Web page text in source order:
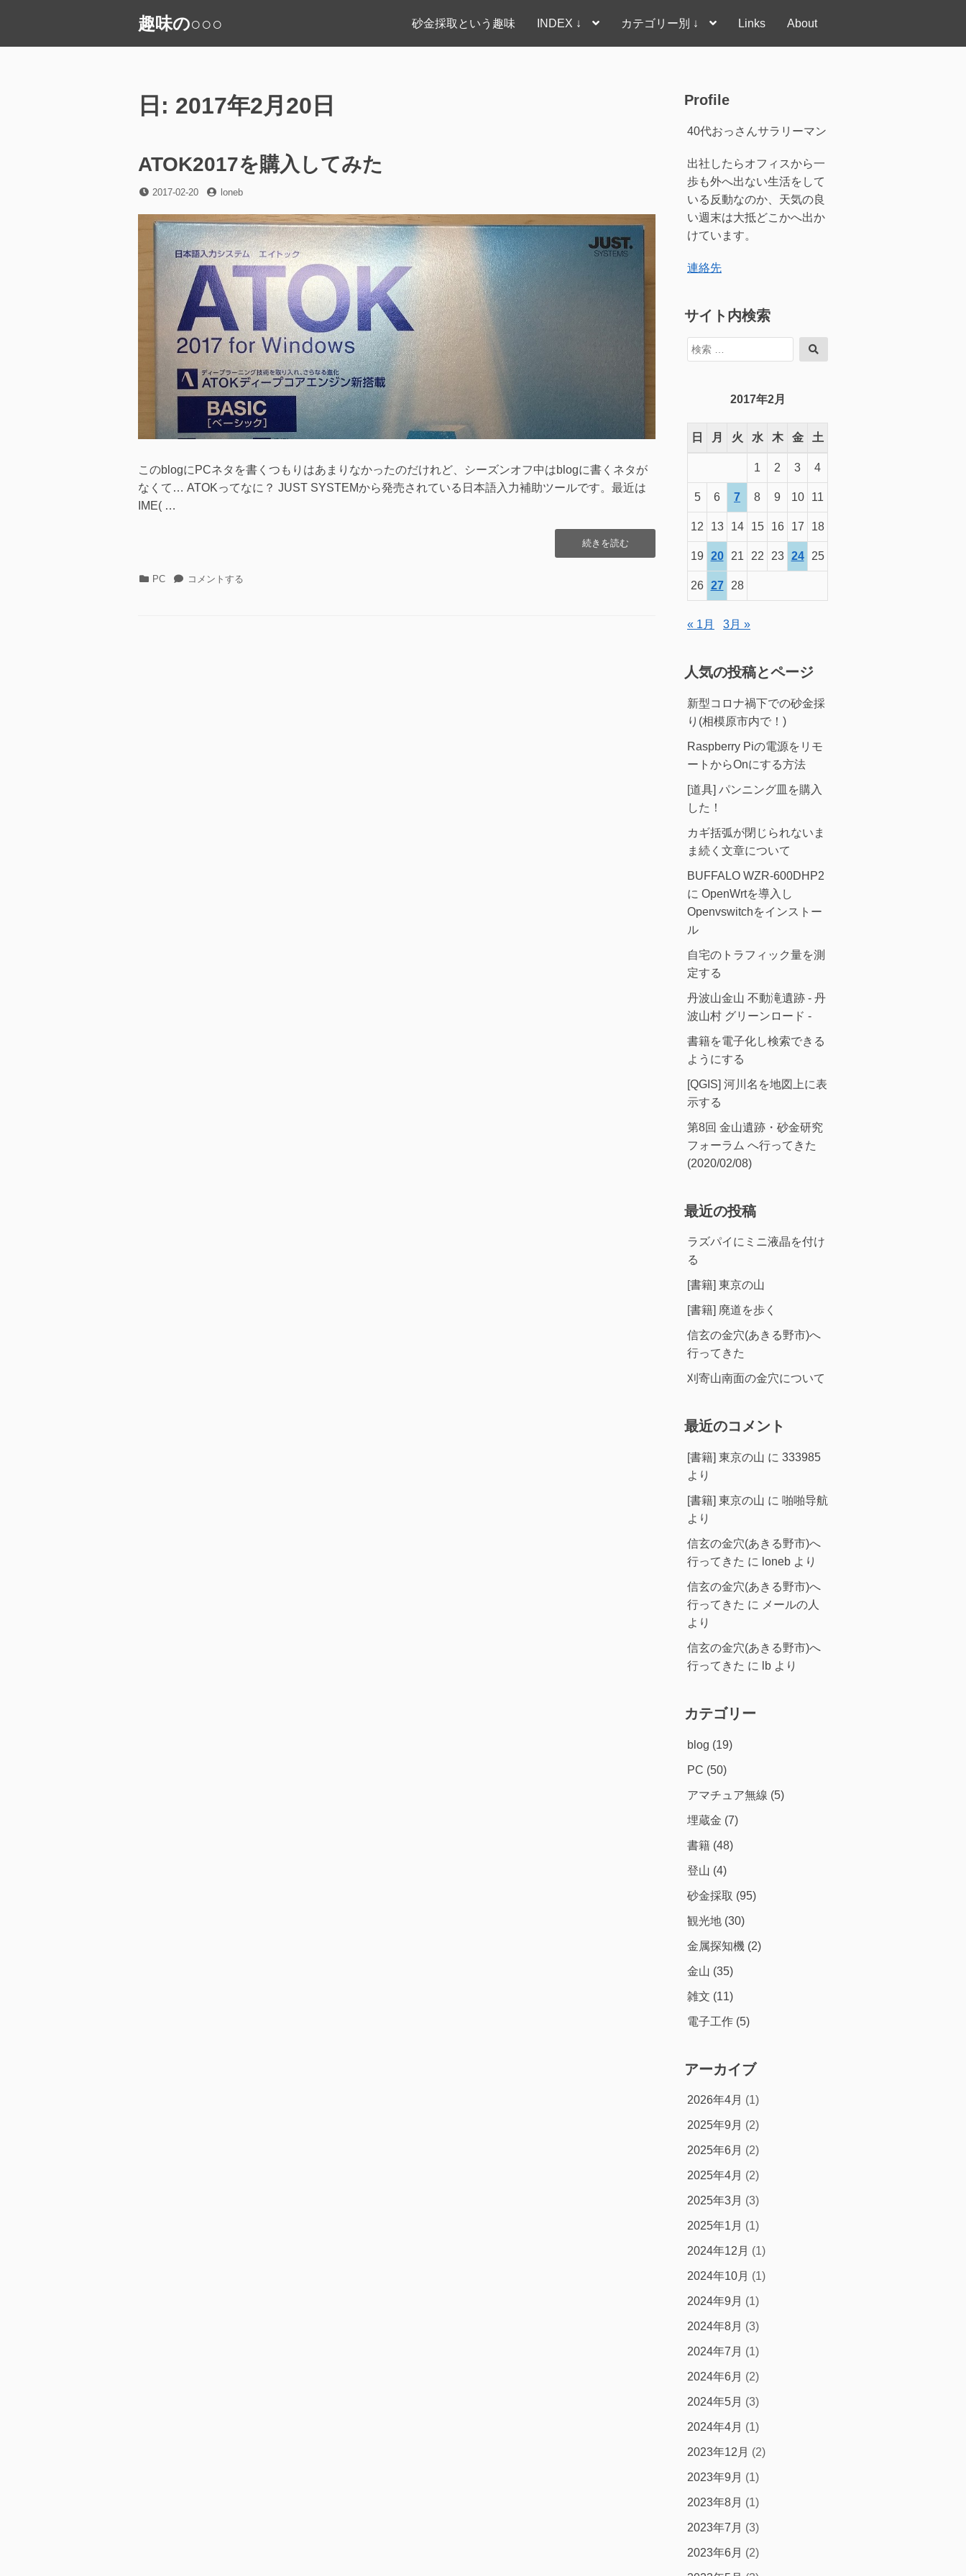
テ
趣味の○○○ 砂金採取という趣味 INDEX ↓ カテゴリー別 ↓ Links About
日: 2017年2月20日
ATOK2017を購入してみた
投
日
2017-02-20
投
者
loneb
このblogにPCネタを書くつもりはあまりなかったのだけれど、シーズンオフ中はblogに書くネタが
なくて… ATOKってなに？ JUST SYSTEMから発売されている日本語入力補助ツールです。最近は
IME( …
“ATOK2017
を
続きを読む
カ
PC
ATOK2017
コメントする
Profile
40代おっさんサラリーマン
出社したらオフィスから一
歩も外へ出ない生活をして
いる反動なのか、天気の良
い週末は大抵どこかへ出か
けています。
連絡先
サイト内検索
検
索
索
2017年2月
日 月 火 水 木 金 土
1 2 3 4
5 6 7 8 9 10 11
12 13 14 15 16 17 18
19 20 21 22 23 24 25
26 27 28
« 1月 3月 »
人気の投稿とページ
新型コロナ禍下での砂金採
り(相模原市内で！)
Raspberry Piの電源をリモ
ートからOnにする方法
[道具] パンニング皿を購入
した！
カギ括弧が閉じられないま
ま続く文章について
BUFFALO WZR-600DHP2
に OpenWrtを導入し
Openvswitchをインストー
ル
自宅のトラフィック量を測
定する
丹波山金山 不動滝遺跡 - 丹
波山村 グリーンロード -
書籍を電子化し検索できる
ようにする
[QGIS] 河川名を地図上に表
示する
第8回 金山遺跡・砂金研究
フォーラム へ行ってきた
(2020/02/08)
最近の投稿
ラズパイにミニ液晶を付け
る
[書籍] 東京の山
[書籍] 廃道を歩く
信玄の金穴(あきる野市)へ
行ってきた
刈寄山南面の金穴について
最近のコメント
[書籍] 東京の山 に 333985
より
[書籍] 東京の山 に 啪啪导航
より
信玄の金穴(あきる野市)へ
行ってきた に loneb より
信玄の金穴(あきる野市)へ
行ってきた に メールの人
より
信玄の金穴(あきる野市)へ
行ってきた に lb より
カテゴリー
blog (19)
PC (50)
アマチュア無線 (5)
埋蔵金 (7)
書籍 (48)
登山 (4)
砂金採取 (95)
観光地 (30)
金属探知機 (2)
金山 (35)
雑文 (11)
電子工作 (5)
アーカイブ
2026年4月 (1)
2025年9月 (2)
2025年6月 (2)
2025年4月 (2)
2025年3月 (3)
2025年1月 (1)
2024年12月 (1)
2024年10月 (1)
2024年9月 (1)
2024年8月 (3)
2024年7月 (1)
2024年6月 (2)
2024年5月 (3)
2024年4月 (1)
2023年12月 (2)
2023年9月 (1)
2023年8月 (1)
2023年7月 (3)
2023年6月 (2)